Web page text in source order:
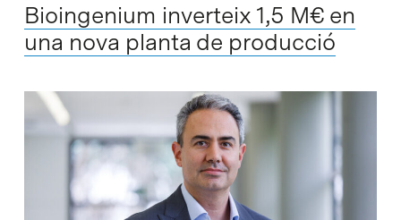
Bioingenium inverteix 1,5 M€ en
una nova planta de producció